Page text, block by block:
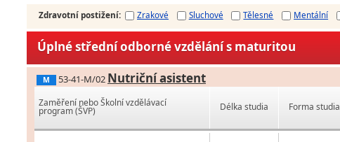
Zdravotní postižení: Zrakové Sluchové Tělesné Mentální
Úplné střední odborné vzdělání s maturitou
M 53-41-M/02 Nutriční asistent
Zaměření nebo Školní vzdělávací
program (ŠVP) Délka studia Forma studia